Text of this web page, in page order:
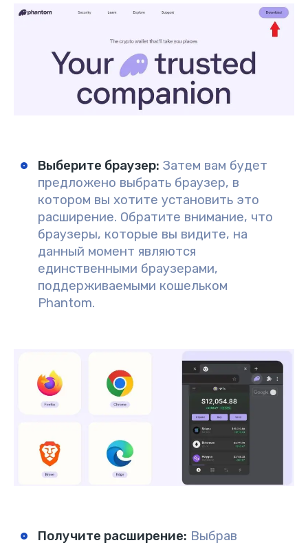
Выберите браузер: Затем вам будет
предложено выбрать браузер, в
котором вы хотите установить это
расширение. Обратите внимание, что
браузеры, которые вы видите, на
данный момент являются
единственными браузерами,
поддерживаемыми кошельком
Phantom.
Получите расширение: Выбрав